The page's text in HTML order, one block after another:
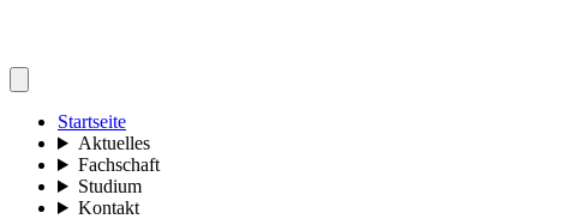
Startseite
Aktuelles
Fachschaft
Studium
Kontakt